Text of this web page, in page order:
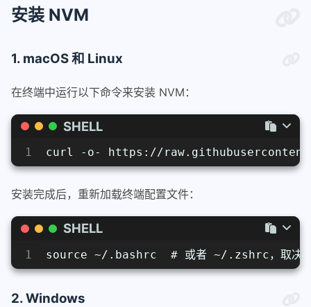
安装 NVM
1. macOS 和 Linux
在终端中运行以下命令来安装 NVM：
SHELL
1 curl -o- https://
安装完成后，重新加载终端配置文件：
SHELL
1 source ~/.bashrc  # 或者 ~/.zshrc，取决
2. Windows